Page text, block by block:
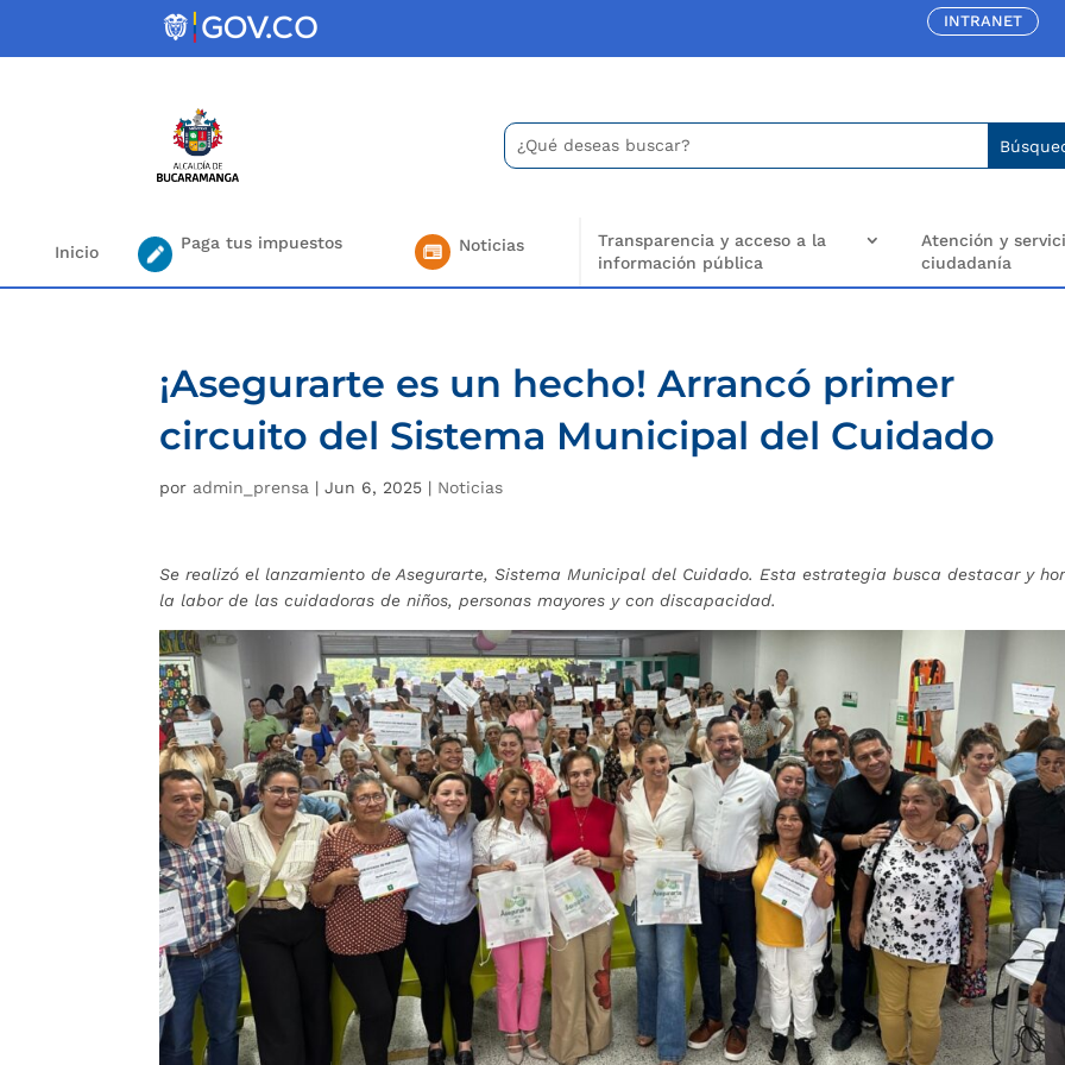
INTRANET
Buscar:
Search
for...
Inicio Paga tus impuestos Noticias
Transparencia y acceso a la
información pública
Atención y
ciudadanía
¡Asegurarte es un hecho! Arrancó primer
circuito del Sistema Municipal del Cuidado
por admin_prensa |Jun 6, 2025 | Noticias
Se realizó el lanzamiento de Asegurarte, Sistema Municipal del Cuidado. Esta estrategia busca destacar y
la labor de las cuidadoras de niños, personas mayores y con discapacidad.